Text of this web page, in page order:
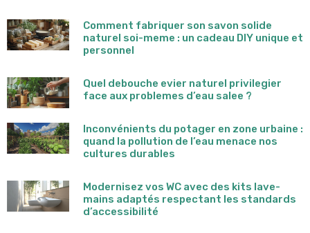
Comment fabriquer son savon solide
naturel soi-meme : un cadeau DIY unique et
personnel
Quel debouche evier naturel privilegier
face aux problemes d’eau salee ?
Inconvénients du potager en zone urbaine :
quand la pollution de l’eau menace nos
cultures durables
Modernisez vos WC avec des kits lave-
mains adaptés respectant les standards
d’accessibilité